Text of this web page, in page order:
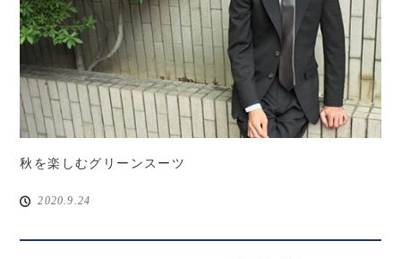
秋を楽しむグリーンスーツ
2020.9.24